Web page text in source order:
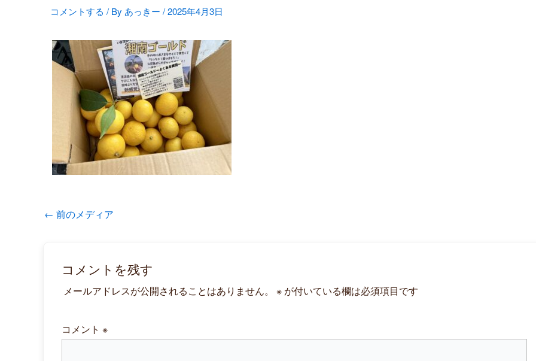
コメントする / By あっきー /2025年4月3日
← 前のメディア
コメントを残す
メールアドレスが公開されることはありません。 ※ が付いている欄は必須項目です
コメント ※